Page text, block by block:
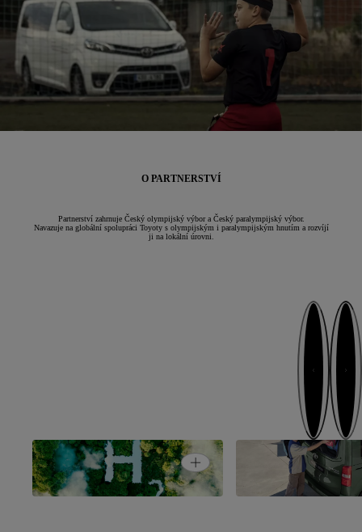
O PARTNERSTVÍ
Partnerství zahrnuje Český olympijský výbor a Český paralympijský výbor.
Navazuje na globální spolupráci Toyoty s olympijským i paralympijským hnutím a rozvíjí
ji na lokální úrovni.
Previous
Udržitelnost
Open card
Proace ProSport